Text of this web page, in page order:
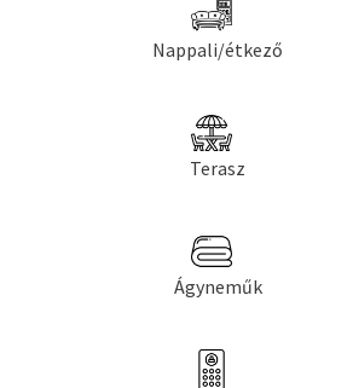
Nappali/étkező
Terasz
Ágyneműk